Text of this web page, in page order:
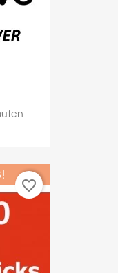
favorite_border